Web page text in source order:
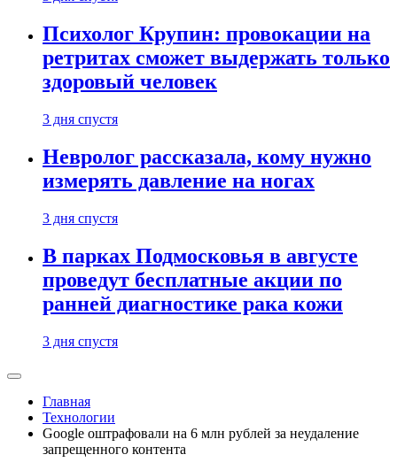
Психолог Крупин: провокации на
ретритах сможет выдержать только
здоровый человек
3 дня спустя
Невролог рассказала, кому нужно
измерять давление на ногах
3 дня спустя
В парках Подмосковья в августе
проведут бесплатные акции по
ранней диагностике рака кожи
3 дня спустя
Главная
Технологии
Google оштрафовали на 6 млн рублей за неудаление
запрещенного контента